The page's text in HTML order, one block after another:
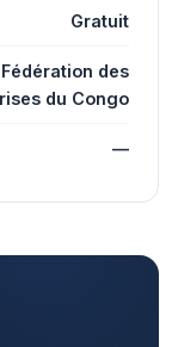
Gratuit
Fédération des
du Congo
—